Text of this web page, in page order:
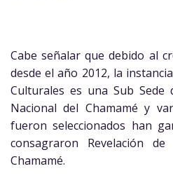
Cabe señalar que debido al
desde el año 2012, la
Culturales es una Sub Sede
Nacional del Chamamé y
fueron seleccionados han
consagraron Revelación
Chamamé.